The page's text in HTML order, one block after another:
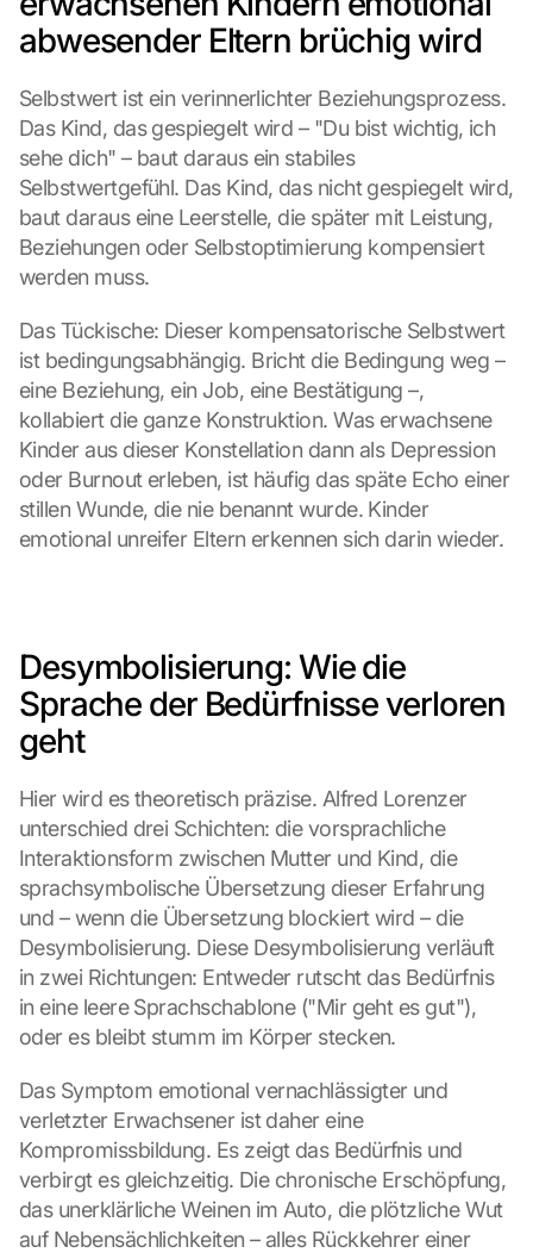
abwesender Eltern brüchig wird
Selbstwert ist ein verinnerlichter Beziehungsprozess.
Das Kind, das gespiegelt wird – "Du bist wichtig, ich
sehe dich" – baut daraus ein stabiles
Selbstwertgefühl. Das Kind, das nicht gespiegelt wird,
baut daraus eine Leerstelle, die später mit Leistung,
Beziehungen oder Selbstoptimierung kompensiert
werden muss.
Das Tückische: Dieser kompensatorische Selbstwert
ist bedingungsabhängig. Bricht die Bedingung weg –
eine Beziehung, ein Job, eine Bestätigung –,
kollabiert die ganze Konstruktion. Was erwachsene
Kinder aus dieser Konstellation dann als Depression
oder Burnout erleben, ist häufig das späte Echo einer
stillen Wunde, die nie benannt wurde. Kinder
emotional unreifer Eltern erkennen sich darin wieder.
Desymbolisierung: Wie die
Sprache der Bedürfnisse verloren
geht
Hier wird es theoretisch präzise. Alfred Lorenzer
unterschied drei Schichten: die vorsprachliche
Interaktionsform zwischen Mutter und Kind, die
sprachsymbolische Übersetzung dieser Erfahrung
und – wenn die Übersetzung blockiert wird – die
Desymbolisierung. Diese Desymbolisierung verläuft
in zwei Richtungen: Entweder rutscht das Bedürfnis
in eine leere Sprachschablone ("Mir geht es gut"),
oder es bleibt stumm im Körper stecken.
Das Symptom emotional vernachlässigter und
verletzter Erwachsener ist daher eine
Kompromissbildung. Es zeigt das Bedürfnis und
verbirgt es gleichzeitig. Die chronische Erschöpfung,
das unerklärliche Weinen im Auto, die plötzliche Wut
auf Nebensächlichkeiten – alles Rückkehrer einer